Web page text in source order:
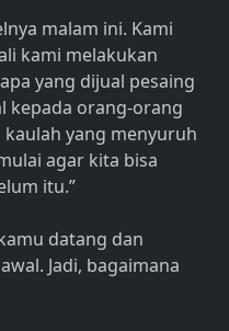
malam ini. Kami
kami melakukan
yang dijual pesaing
kepada orang-orang
kaulah yang menyuruh
agar kita bisa
itu.”
datang dan
Jadi, bagaimana